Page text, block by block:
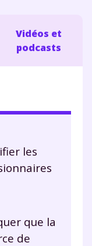
Vidéos et
podcasts
les
que la
de